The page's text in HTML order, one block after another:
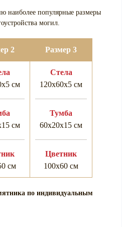
наиболее популярные размеры
могил.
2 Размер 3
см
см
см
Cтела
120х60х5 см
Тумба
60х20х15 см
Цветник
100х60 см
по индивидуальным